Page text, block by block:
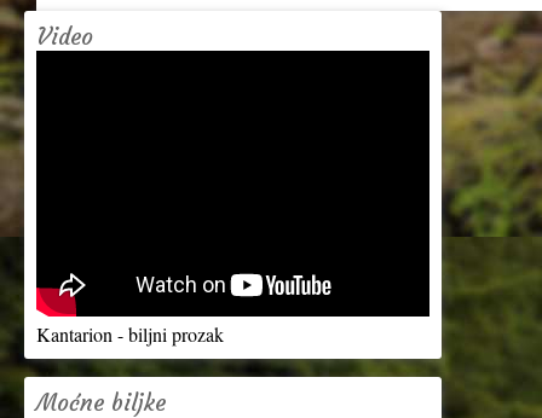
Video
Kantarion - biljni prozak
Moćne biljke